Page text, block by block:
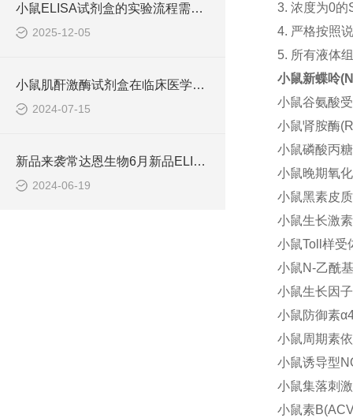
小鼠ELISA试剂盒的实验流程需要标准化
2025-12-05
小鼠肌酐激酶试剂盒在临床医学中具有重要意义
2024-07-15
新品来袭常达恩生物6月新品ELISA发布会圆满落幕
2024-06-19
3. 浓度为0的
4. 严格按照
5. 所有液体
小鼠新蝶呤
小鼠谷氨酸
小鼠肾胺酶
小鼠磷酸丙
小鼠晚期氧
小鼠黑素皮
小鼠生长激
小鼠Toll样受
小鼠N-乙酰
小鼠生长因
小鼠防御素
小鼠周期素
小鼠诱导型
小鼠集落刺
小鼠素